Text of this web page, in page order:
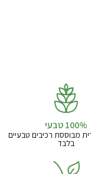
מבוססת רכיבים טבעיים
בלבד